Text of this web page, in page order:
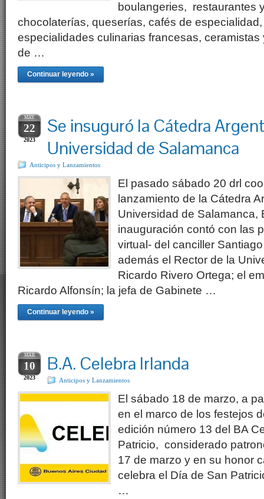
boulangeries, restaurantes
chocolaterías, queserías, cafés de
especialidades culinarias francesas,
de …
Continuar leyendo »
MAY
22
2023
Se insuguró la Cátedra
Universidad de Salamanca
Anticipos y Lanzamientos
El pasado sábado 20 drl
lanzamiento de la Cátedra
Universidad de Salamanca,
inauguración contó con las
virtual- del canciller
además el Rector de la
Ricardo Rivero Ortega; el
Ricardo Alfonsín; la jefa de Gabinete …
Continuar leyendo »
MAR
10
2023
B.A. Celebra Irlanda
Anticipos y Lanzamientos
El sábado 18 de marzo, a
en el marco de los festejos
edición número 13 del BA
Patricio, considerado
17 de marzo y en su honor
celebra el Día de San
…